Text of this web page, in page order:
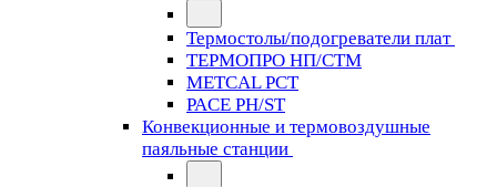
Термостолы/подогреватели плат
ТЕРМОПРО НП/СТМ
METCAL PCT
PACE PH/ST
Конвекционные и термовоздушные
паяльные станции